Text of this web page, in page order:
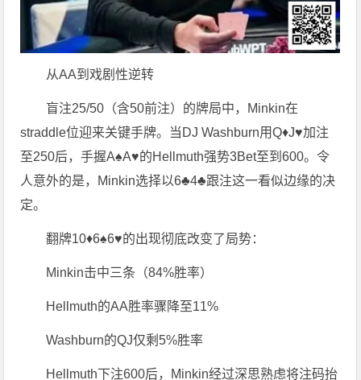
从AA到戏剧性逆转
盲注25/50（含50前注）的牌局中，Minkin在
straddle位迎来关键手牌。当DJ Washburn用Q♦J♥加注
至250后，手握A♠A♥的Hellmuth强势3Bet至到600。令
人意外的是，Minkin选择以6♣4♣跟注这一看似边缘的决
定。
翻牌10♦6♠6♥的出现彻底改变了局势：
Minkin击中三条（84%胜率）
Hellmuth的AA胜率骤降至11%
Washburn的QJ仅剩5%胜率
Hellmuth下注600后，Minkin经过深思熟虑将注码抬